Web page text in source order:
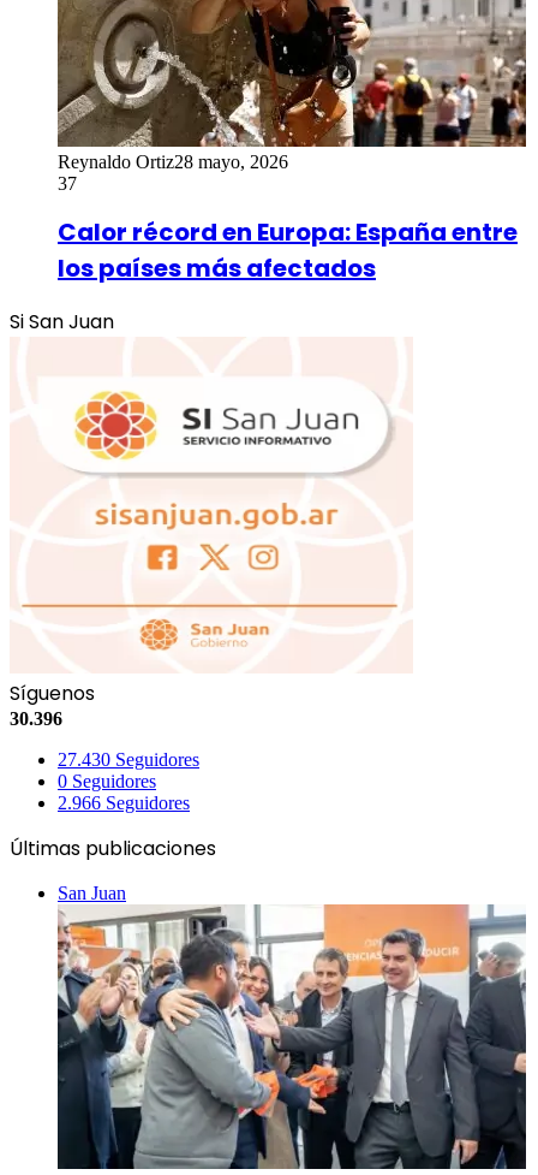
Reynaldo Ortiz28 mayo, 2026
37
Calor récord en Europa: España entre
los países más afectados
Si San Juan
Síguenos
30.396
27.430 Seguidores
0 Seguidores
2.966 Seguidores
Últimas publicaciones
San Juan